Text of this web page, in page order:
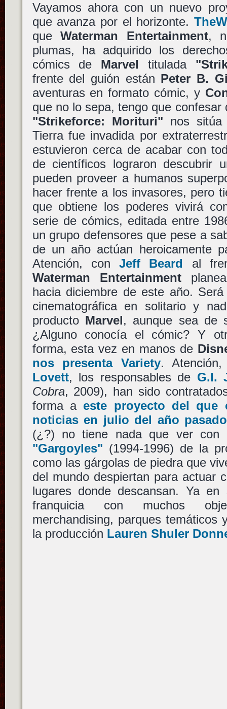
Vayamos ahora con un nuevo
que avanza por el horizonte.
queWaterman Entertainment,
plumas, ha adquirido los
cómics de Marvel titulada
frente del guión están Peter B.
aventuras en formato cómic, y
que no lo sepa, tengo que
"Strikeforce: Morituri" nos
Tierra fue invadida por
estuvieron cerca de acabar con
de científicos lograron descubrir
pueden proveer a humanos
hacer frente a los invasores, pero
que obtiene los poderes vivirá
serie de cómics, editada entre
un grupo defensores que pese a
de un año actúan heroicamente
Atención, conJeff Beard al
Waterman Entertainment
hacia diciembre de este año.
cinematográfica en solitario y
producto Marvel, aunque sea de
¿Alguno conocía el cómic? Y
forma, esta vez en manos de
nos presenta Variety.
Lovett, los responsables de G.I.
Cobra, 2009), han sido
forma a este proyecto del que
noticias en julio del año pasado
(¿?) no tiene nada que ver con
"Gargoyles" (1994-1996) de la
como las gárgolas de piedra que
del mundo despiertan para actuar
lugares donde descansan. Ya
franquicia con muchos
merchandising, parques temáticos
la producción Lauren Shuler